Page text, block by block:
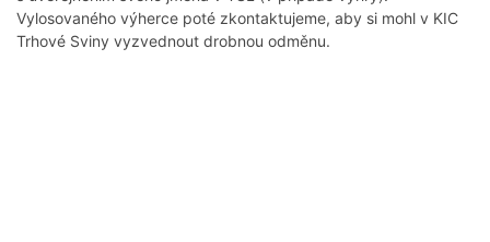
Vylosovaného výherce poté zkontaktujeme, aby si mohl v KIC
Trhové Sviny vyzvednout drobnou odměnu.